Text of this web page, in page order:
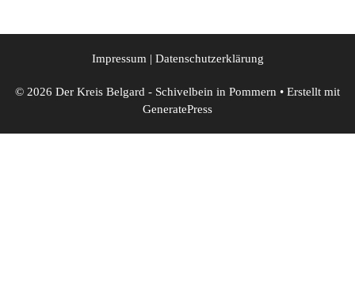
Impressum | Datenschutzerklärung
© 2026 Der Kreis Belgard - Schivelbein in Pommern • Erstellt mit
GeneratePress